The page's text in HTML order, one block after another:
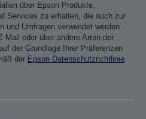
über Epson Produkte,
Services zu erhalten, die auch zur
und Umfragen verwendet werden
Mail oder über andere Arten der
der Grundlage Ihrer Präferenzen
der Epson Datenschutzrichtlinie.